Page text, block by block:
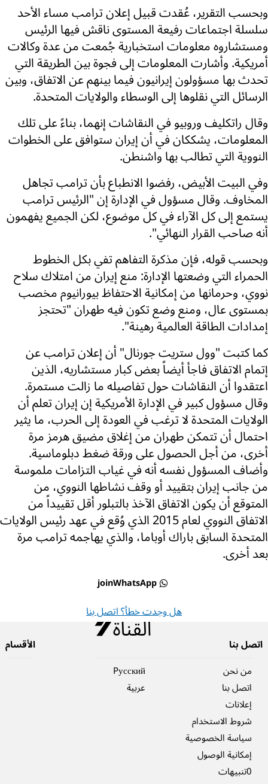
وبحسب التقرير، عُقدت قبيل إعلان ترامب مساء الأحد
سلسلة اجتماعات رفيعة المستوى ناقش فيها الرئيس
ومستشاروه معلومات استخبارية جُمعت من عدة وكالات
أمريكية. وأشارت المعلومات إلى فجوة بين الطريقة التي
تحدث بها مسؤولون إيرانيون فيما بينهم عن الاتفاق، وبين
الرسائل التي نقلوها إلى الوسطاء والولايات المتحدة.
وقال راتكليف وروبيو في النقاشات إنهما، بناءً على تلك
المعلومات، يشككان في أن إيران ستوافق على الخطوات
النووية التي تطالب بها واشنطن.
وفي البيت الأبيض، رفضوا الانطباع بأن ترامب تجاهل
المخاوف. وقال مسؤول في الإدارة إن "الرئيس ترامب
يستمع إلى كل الآراء في كل موضوع، لكن الجميع يفهمون
أنه صاحب القرار النهائي".
وبحسب قوله، فإن مذكرة التفاهم تفي بكل الخطوط
الحمراء التي وضعتها الإدارة: منع إيران من امتلاك سلاح
نووي، وحرمانها من إمكانية الاحتفاظ بيورانيوم مخصب
بمستوى عال، ومنع وضع تكون فيه طهران "تحتجز
إمدادات الطاقة العالمية رهينة".
كما كتبت "وول ستريت جورنال" أن إعلان ترامب عن
إتمام الاتفاق فاجأ أيضاً بعض كبار مستشاريه، الذين
اعتقدوا أن النقاشات حول تفاصيله ما زالت مستمرة.
وقال مسؤول كبير في الإدارة الأمريكية إن إيران تعلم أن
الولايات المتحدة لا ترغب في العودة إلى الحرب، ما يثير
احتمال أن تتمكن طهران من إغلاق مضيق هرمز مرة
أخرى، من أجل الحصول على ورقة ضغط دبلوماسية.
وأضاف المسؤول نفسه أنه في غياب التزامات ملموسة
من جانب إيران بتقييد أو وقف نشاطها النووي، من
المتوقع أن يكون الاتفاق الآخذ بالتبلور أقل تقييداً من
الاتفاق النووي لعام 2015 الذي وُقع في عهد رئيس الولايات
المتحدة السابق باراك أوباما، والذي يهاجمه ترامب مرة
بعد أخرى.
joinWhatsApp
هل وجدت خطأ؟ اتصل بنا
اتصل بنا
من نحن
اتصل بنا
إعلانات
شروط الاستخدام
سياسة الخصوصية
إمكانية الوصول
0تنبيهات
Pусский
عربية
الأقسام